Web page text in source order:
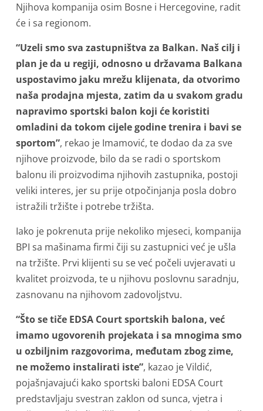
Njihova kompanija osim Bosne i Hercegovine, radit
će i sa regionom.
“Uzeli smo sva zastupništva za Balkan. Naš cilj i
plan je da u regiji, odnosno u državama Balkana
uspostavimo jaku mrežu klijenata, da otvorimo
naša prodajna mjesta, zatim da u svakom gradu
napravimo sportski balon koji će koristiti
omladini da tokom cijele godine trenira i bavi se
sportom”, rekao je Imamović, te dodao da za sve
njihove proizvode, bilo da se radi o sportskom
balonu ili proizvodima njihovih zastupnika, postoji
veliki interes, jer su prije otpočinjanja posla dobro
istražili tržište i potrebe tržišta.
Iako je pokrenuta prije nekoliko mjeseci, kompanija
BPI sa mašinama firmi čiji su zastupnici već je ušla
na tržište. Prvi klijenti su se već počeli uvjeravati u
kvalitet proizvoda, te u njihovu poslovnu saradnju,
zasnovanu na njihovom zadovoljstvu.
“Što se tiče EDSA Court sportskih balona, već
imamo ugovorenih projekata i sa mnogima smo
u ozbiljnim razgovorima, međutam zbog zime,
ne možemo instalirati iste”, kazao je Vildić,
pojašnjavajući kako sportski baloni EDSA Court
predstavljaju svestran zaklon od sunca, vjetra i